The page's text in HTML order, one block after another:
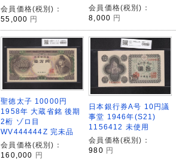
会員価格(税別)：
55,000 円
会員価格(税別)：
8,000 円
聖徳太子 10000円
1958年 大蔵省銘 後期
2桁 ゾロ目
WV444444Z 完未品
会員価格(税別)：
160,000
円
日本銀行券A号 10円議
事堂 1946年(S21)
1156412 未使用
会員価格(税別)：
980 円